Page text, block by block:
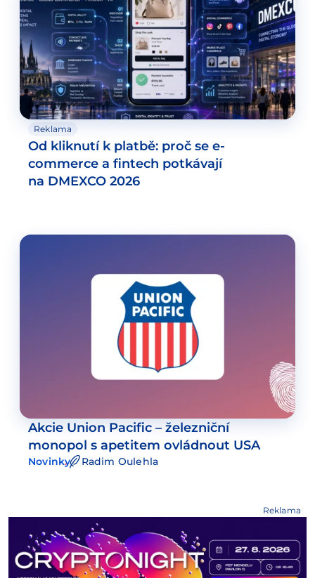
Reklama
Od kliknutí k platbě: proč se e-
commerce a fintech potkávají
na DMEXCO 2026
Akcie Union Pacific – železniční
monopol s apetitem ovládnout USA
Novinky Radim Oulehla
Reklama